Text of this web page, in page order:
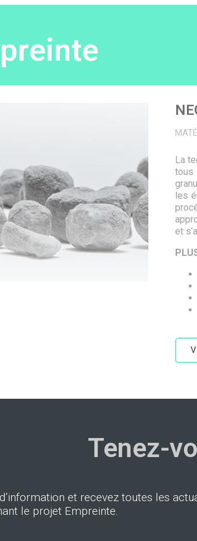
La
tous
les
et
Tenez-
et recevez toutes les
le projet Empreinte.